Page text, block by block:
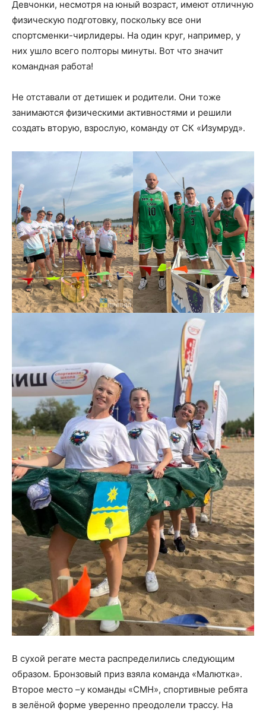
Девчонки, несмотря на юный возраст, имеют отличную
физическую подготовку, поскольку все они
спортсменки-чирлидеры. На один круг, например, у
них ушло всего полторы минуты. Вот что значит
командная работа!
Не отставали от детишек и родители. Они тоже
занимаются физическими активностями и решили
создать вторую, взрослую, команду от СК «Изумруд».
В сухой регате места распределились следующим
образом. Бронзовый приз взяла команда «Малютка».
Второе место –у команды «СМН», спортивные ребята
в зелёной форме уверенно преодолели трассу. На